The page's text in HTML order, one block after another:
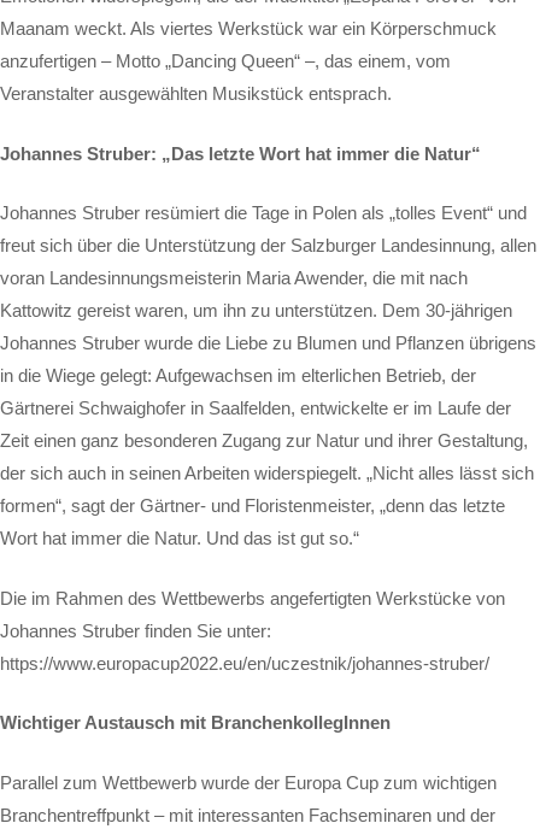
Maanam weckt. Als viertes Werkstück war ein Körperschmuck
anzufertigen – Motto „Dancing Queen“ –, das einem, vom
Veranstalter ausgewählten Musikstück entsprach.
Johannes Struber: „Das letzte Wort hat immer die Natur“
Johannes Struber resümiert die Tage in Polen als „tolles Event“ und
freut sich über die Unterstützung der Salzburger Landesinnung, allen
voran Landesinnungsmeisterin Maria Awender, die mit nach
Kattowitz gereist waren, um ihn zu unterstützen. Dem 30-jährigen
Johannes Struber wurde die Liebe zu Blumen und Pflanzen übrigens
in die Wiege gelegt: Aufgewachsen im elterlichen Betrieb, der
Gärtnerei Schwaighofer in Saalfelden, entwickelte er im Laufe der
Zeit einen ganz besonderen Zugang zur Natur und ihrer Gestaltung,
der sich auch in seinen Arbeiten widerspiegelt. „Nicht alles lässt sich
formen“, sagt der Gärtner- und Floristenmeister, „denn das letzte
Wort hat immer die Natur. Und das ist gut so.“
Die im Rahmen des Wettbewerbs angefertigten Werkstücke von
Johannes Struber finden Sie unter:
https://www.europacup2022.eu/en/uczestnik/johannes-struber/
Wichtiger Austausch mit BranchenkollegInnen
Parallel zum Wettbewerb wurde der Europa Cup zum wichtigen
Branchentreffpunkt – mit interessanten Fachseminaren und der